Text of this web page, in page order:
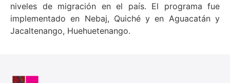
niveles de migración en el país. El programa fue
implementado en Nebaj, Quiché y en Aguacatán y
Jacaltenango, Huehuetenango.